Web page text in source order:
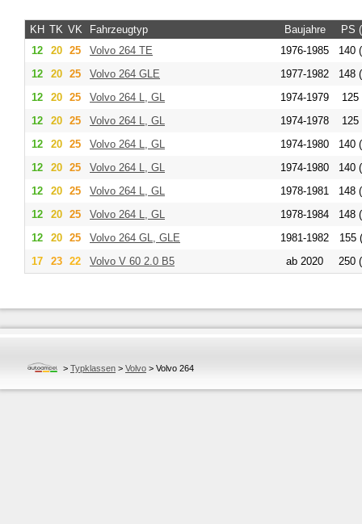
KH TK VK Fahrzeugtyp Baujahre
PS
12
20 25 Volvo 264 TE 1976-1985
140
12
20 25 Volvo 264 GLE 1977-1982
148
12
20 25 Volvo 264 L, GL 1974-1979
125
12
20 25 Volvo 264 L, GL 1974-1978
125
12
20 25 Volvo 264 L, GL 1974-1980
140
12
20 25 Volvo 264 L, GL 1974-1980
140
12
20 25 Volvo 264 L, GL 1978-1981
148
12
20 25 Volvo 264 L, GL 1978-1984
148
12
20 25 Volvo 264 GL, GLE 1981-1982
155
17
23 22 Volvo V 60 2.0 B5 ab 2020 250
> Typklassen > Volvo > Volvo 264